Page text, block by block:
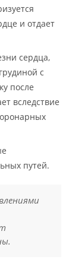
и отдает
сердца,
с
после
вследствие
путей.